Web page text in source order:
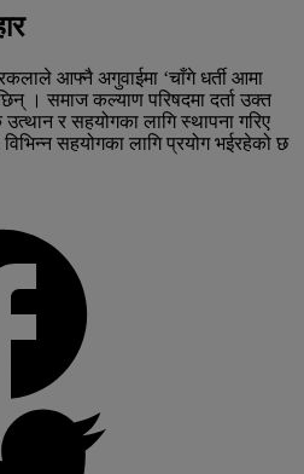
आफ्नै अगुवाईमा ‘चाँगे धर्ती आमा
। समाज कल्याण परिषदमा दर्ता उक्त
र सहयोगका लागि स्थापना गरिए
सहयोगका लागि प्रयोग भईरहेको छ